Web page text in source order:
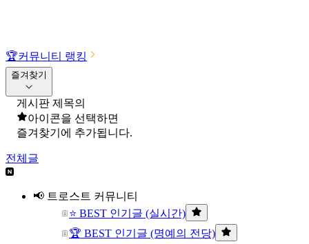
🏆커뮤니티 랭킹
즐겨찾기
게시판 제목의
아이콘을 선택하면
즐겨찾기에 추가됩니다.
전체글
📢 트로스트 커뮤니티
⭐ BEST 인기글 (실시간)
🏆 BEST 인기글 (명예의 전당)